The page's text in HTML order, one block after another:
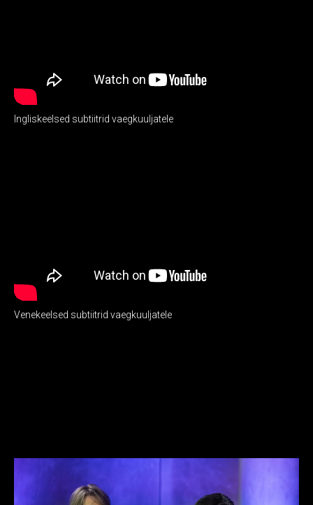
Ingliskeelsed subtiitrid vaegkuuljatele
Venekeelsed subtiitrid vaegkuuljatele